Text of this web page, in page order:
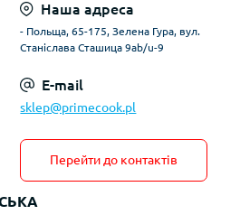
Наша адреса
- Польща, 65-175, Зелена Гура, вул.
Станіслава Сташица 9ab/u-9
E-mail
sklep@primecook.pl
Перейти до контактів